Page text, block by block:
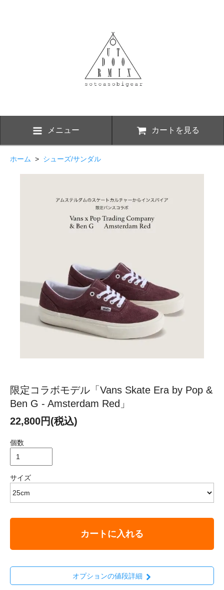
メニュー カートを見る
ホーム > シューズ/サンダル
限定コラボモデル「Vans Skate Era by Pop &
Ben G - Amsterdam Red」
22,800円(税込)
個数
サイズ
カートに入れる
オプションの値段詳細